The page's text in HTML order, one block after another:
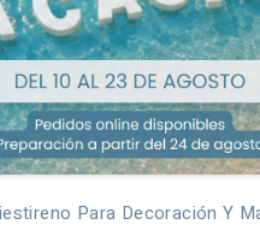
Para Decoración Y